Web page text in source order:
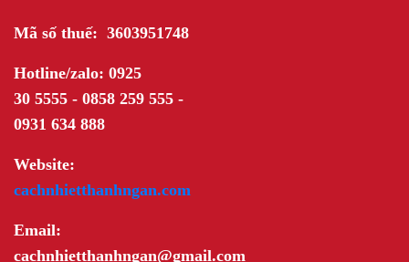
Mã số thuế: 3603951748
Hotline/zalo: 0925
30 5555 - 0858 259 555 -
0931 634 888
Website:
cachnhietthanhngan.com
Email:
cachnhietthanhngan@gmail.com